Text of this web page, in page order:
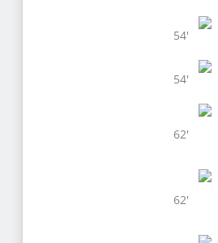
54'
54'
62'
62'